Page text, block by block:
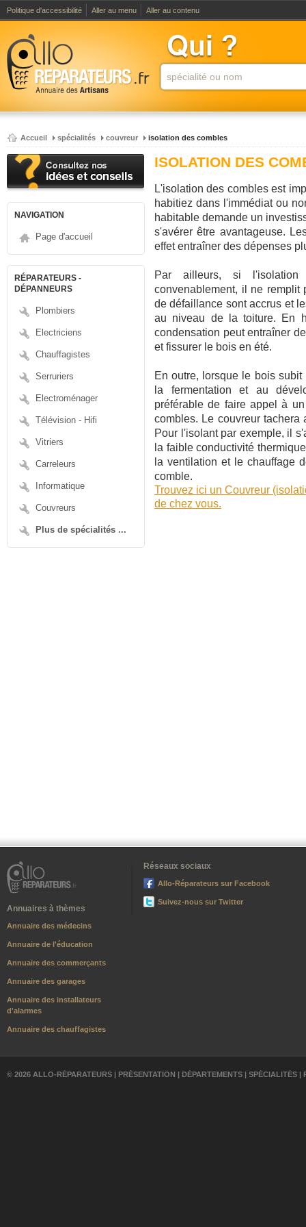
Politique d'accessibilité Aller au menu Aller au contenu
Accueil spécialités couvreur isolation des combles
NAVIGATION
Page d'accueil
RÉPARATEURS -
DÉPANNEURS
Plombiers
Electriciens
Chauffagistes
Serruriers
Electroménager
Télévision - Hifi
Vitriers
Carreleurs
Informatique
Couvreurs
Plus de spécialités ...
ISOLATION DES
L'isolation des combles est
habitiez dans l'immédiat ou
habitable demande un
s'avérer être avantageuse.
effet entraîner des dépenses
Par ailleurs, si
convenablement, il ne remplit
de défaillance sont accrus et
au niveau de la toiture. En
condensation peut entraîner
et fissurer le bois en été.
En outre, lorsque le bois
la fermentation et au
préférable de faire appel à
combles. Le couvreur
Pour l'isolant par exemple, il
la faible conductivité
la ventilation et le chauffage
comble.
Trouvez ici un Couvreur
de chez vous.
Annuaires à thèmes
Annuaire des médecins
Annuaire de l'éducation
Annuaire des commerçants
Annuaire des garages
Annuaire des installateurs
d'alarmes
Annuaire des chauffagistes
Réseaux sociaux
Allo-Réparateurs sur Facebook
Suivez-nous sur Twitter
© 2026 ALLO-RÉPARATEURS | PRÉSENTATION | DÉPARTEMENTS | SPÉCIALITÉS |